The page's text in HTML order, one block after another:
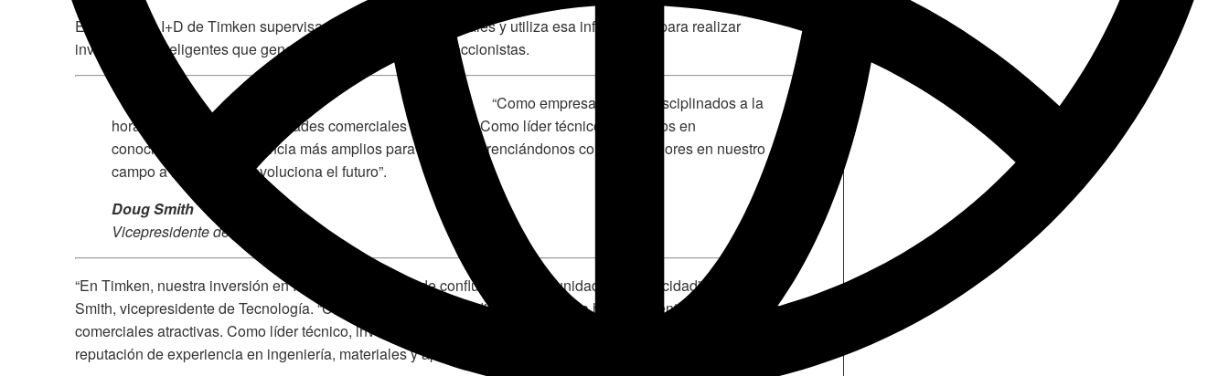
El equipo de I+D de Timken supervisa estas tendencias globales y utiliza esa información para realizar
inversiones inteligentes que generen valor para todos sus accionistas.
“Como empresa, somos disciplinados a la
hora de identificar oportunidades comerciales atractivas. Como líder técnico, invertimos en
conocimientos y experiencia más amplios para seguir diferenciándonos como los mejores en nuestro
campo a medida que evoluciona el futuro”.
Doug Smith
Vicepresidente de Tecnología
“En Timken, nuestra inversión en I+D se produce donde confluyen la oportunidad y la capacidad”, dice Doug
Smith, vicepresidente de Tecnología. “Como empresa, somos disciplinados a la hora de identificar oportunidades
comerciales atractivas. Como líder técnico, invertimos para ampliar nuestro conocimiento y mantener nuestra
reputación de experiencia en ingeniería, materiales y aplicaciones”.